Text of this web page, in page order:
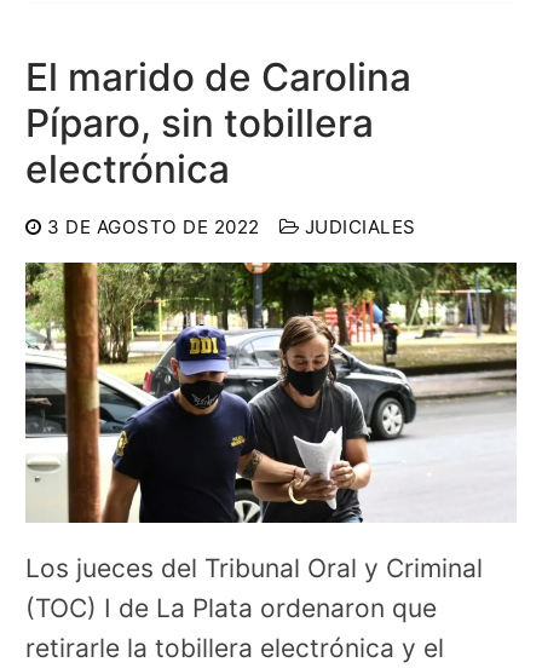
El marido de Carolina
Píparo, sin tobillera
electrónica
3 DE AGOSTO DE 2022 JUDICIALES
Los jueces del Tribunal Oral y Criminal
(TOC) I de La Plata ordenaron que
retirarle la tobillera electrónica y el